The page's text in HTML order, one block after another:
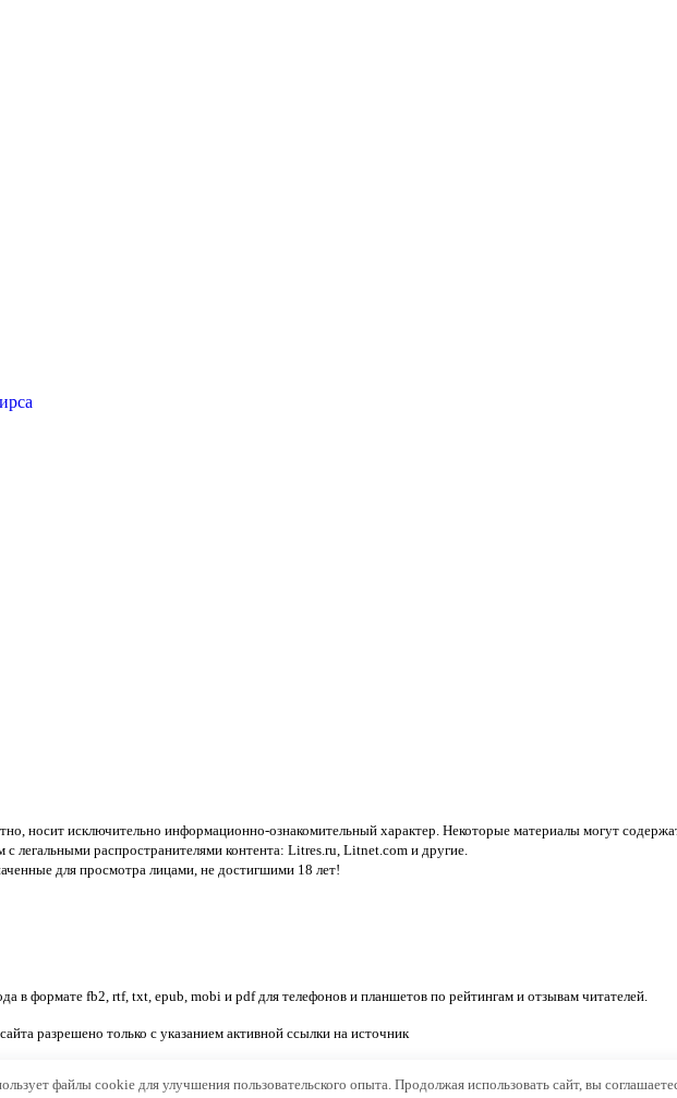
носит исключительно информационно-ознакомительный характер. Некоторые материалы могут
легальными распространителями контента: Litres.ru, Litnet.com и другие.
для просмотра лицами, не достигшими 18 лет!
в формате fb2, rtf, txt, epub, mobi и pdf для телефонов и планшетов по рейтингам и отзывам читателей.
разрешено только с указанием активной ссылки на источник
файлы cookie для улучшения пользовательского опыта. Продолжая использовать сайт, вы